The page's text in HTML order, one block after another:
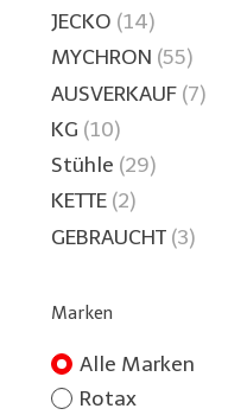
JECKO (14)
MYCHRON (55)
AUSVERKAUF (7)
KG (10)
Stühle (29)
KETTE (2)
GEBRAUCHT (3)
Marken
Alle Marken
Rotax